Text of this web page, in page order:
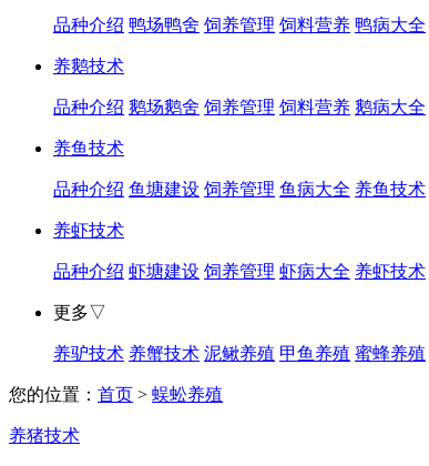
品种介绍 鸭场鸭舍 饲养管理 饲料营养 鸭病大全
养鹅技术
品种介绍 鹅场鹅舍 饲养管理 饲料营养 鹅病大全
养鱼技术
品种介绍 鱼塘建设 饲养管理 鱼病大全 养鱼技术
养虾技术
品种介绍 虾塘建设 饲养管理 虾病大全 养虾技术
更多▽
养驴技术 养蟹技术 泥鳅养殖 甲鱼养殖 蜜蜂养殖
您的位置： 首页 > 蜈蚣养殖
养猪技术